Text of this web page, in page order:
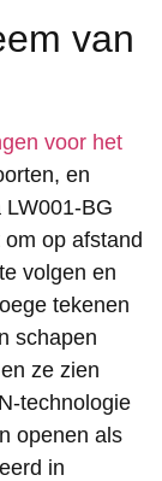
van
voor het
en
BG
op afstand
volgen en
tekenen
schapen
ze zien
technologie
openen als
in